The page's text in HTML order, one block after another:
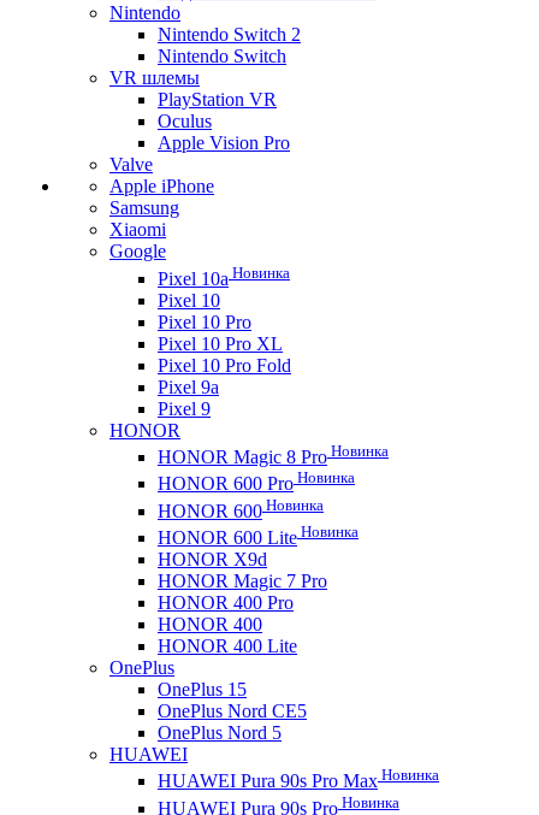
Nintendo
Nintendo Switch 2
Nintendo Switch
VR шлемы
PlayStation VR
Oculus
Apple Vision Pro
Valve
Apple iPhone
Samsung
Xiaomi
Google
Pixel 10a Новинка
Pixel 10
Pixel 10 Pro
Pixel 10 Pro XL
Pixel 10 Pro Fold
Pixel 9a
Pixel 9
HONOR
HONOR Magic 8 Pro Новинка
HONOR 600 Pro Новинка
HONOR 600 Новинка
HONOR 600 Lite Новинка
HONOR X9d
HONOR Magic 7 Pro
HONOR 400 Pro
HONOR 400
HONOR 400 Lite
OnePlus
OnePlus 15
OnePlus Nord CE5
OnePlus Nord 5
HUAWEI
HUAWEI Pura 90s Pro Max Новинка
HUAWEI Pura 90s Pro Новинка